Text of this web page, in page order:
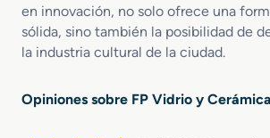
en innovación, no solo ofrece una
sólida, sino también la posibilidad de
la industria cultural de la ciudad.
Opiniones sobre FP Vidrio y